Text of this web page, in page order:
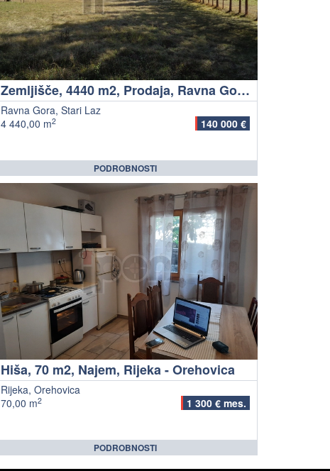
Zemljišče, 4440 m2, Prodaja, Ravna Gora - Stari Laz
Ravna Gora, Stari Laz
4 440,00 m2 140 000 €
PODROBNOSTI
Hiša, 70 m2, Najem, Rijeka - Orehovica
Rijeka, Orehovica
70,00 m2 1 300 € mes.
PODROBNOSTI